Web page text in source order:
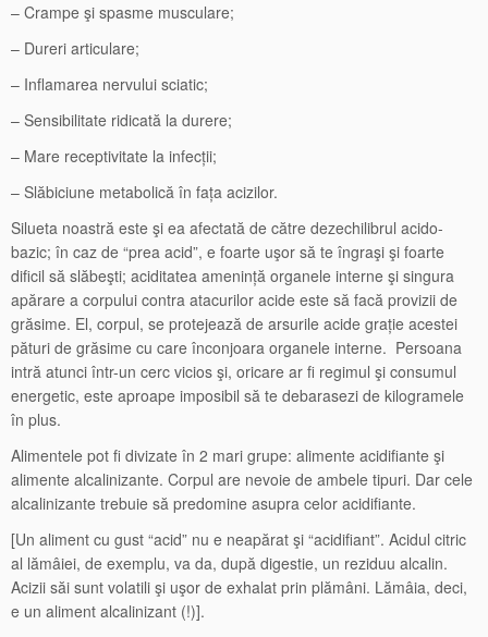
– Crampe şi spasme musculare;
– Dureri articulare;
– Inflamarea nervului sciatic;
– Sensibilitate ridicată la durere;
– Mare receptivitate la infecții;
– Slăbiciune metabolică în fața acizilor.
Silueta noastră este şi ea afectată de către dezechilibrul acido-
bazic; în caz de “prea acid”, e foarte uşor să te îngraşi şi foarte
dificil să slăbeşti; aciditatea amenință organele interne şi singura
apărare a corpului contra atacurilor acide este să facă provizii de
grăsime. El, corpul, se protejează de arsurile acide grație acestei
pături de grăsime cu care înconjoara organele interne. Persoana
intră atunci într-un cerc vicios şi, oricare ar fi regimul şi consumul
energetic, este aproape imposibil să te debarasezi de kilogramele
în plus.
Alimentele pot fi divizate în 2 mari grupe: alimente acidifiante şi
alimente alcalinizante. Corpul are nevoie de ambele tipuri. Dar cele
alcalinizante trebuie să predomine asupra celor acidifiante.
[Un aliment cu gust “acid” nu e neapărat şi “acidifiant”. Acidul citric
al lămâiei, de exemplu, va da, după digestie, un reziduu alcalin.
Acizii săi sunt volatili şi uşor de exhalat prin plămâni. Lămâia, deci,
e un aliment alcalinizant (!)].